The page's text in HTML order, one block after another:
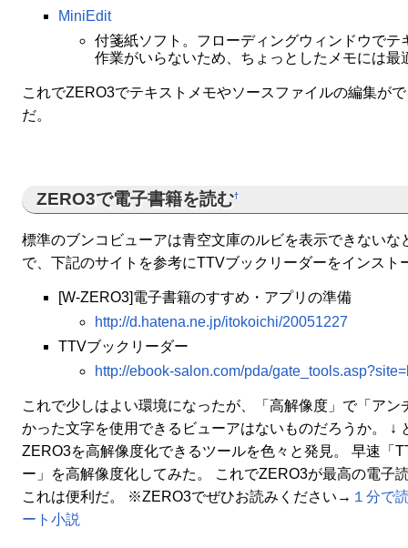
MiniEdit
付箋紙ソフト。フローディングウィンドウでテ
作業がいらないため、ちょっとしたメモには最
これでZERO3でテキストメモやソースファイルの編集が
だ。
ZERO3で電子書籍を読む†
標準のブンコビューアは青空文庫のルビを表示できないな
で、下記のサイトを参考にTTVブックリーダーをインスト
[W-ZERO3]電子書籍のすすめ・アプリの準備
http://d.hatena.ne.jp/itokoichi/20051227
TTVブックリーダー
http://ebook-salon.com/pda/
これで少しはよい環境になったが、「高解像度」で「アン
かった文字を使用できるビューアはないものだろうか。 ↓
ZERO3を高解像度化できるツールを色々と発見。 早速「
ー」を高解像度化してみた。 これでZERO3が最高の電子
これは便利だ。 ※ZERO3でぜひお読みください→ １分で
ート小説